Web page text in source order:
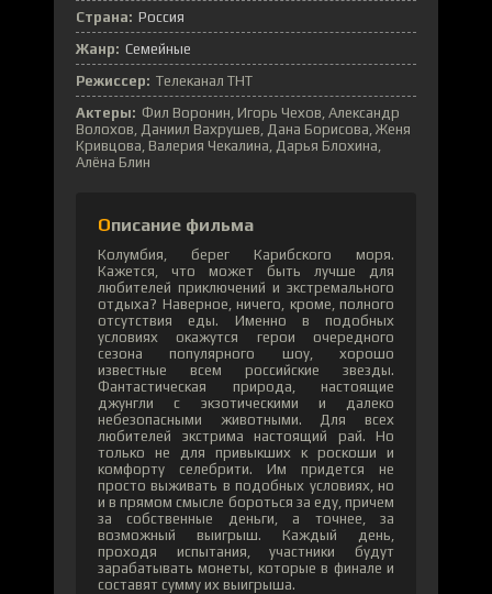
Страна: Россия
Жанр: Семейные
Режиссер: Телеканал ТНТ
Актеры: Фил Воронин, Игорь Чехов, Александр
Волохов, Даниил Вахрушев, Дана Борисова, Женя
Кривцова, Валерия Чекалина, Дарья Блохина,
Алёна Блин
Описание фильма
Колумбия, берег Карибского моря.
Кажется, что может быть лучше для
любителей приключений и экстремального
отдыха? Наверное, ничего, кроме, полного
отсутствия еды. Именно в подобных
условиях окажутся герои очередного
сезона популярного шоу, хорошо
известные всем российские звезды.
Фантастическая природа, настоящие
джунгли с экзотическими и далеко
небезопасными животными. Для всех
любителей экстрима настоящий рай. Но
только не для привыкших к роскоши и
комфорту селебрити. Им придется не
просто выживать в подобных условиях, но
и в прямом смысле бороться за еду, причем
за собственные деньги, а точнее, за
возможный выигрыш. Каждый день,
проходя испытания, участники будут
зарабатывать монеты, которые в финале и
составят сумму их выигрыша.